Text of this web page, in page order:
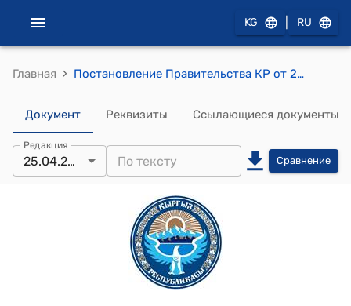
KG RU
Главная › Постановление Правительства КР от 24 мая 2011 года № 239 "О надбавках к должностным окладам работников государственных учреждений и организаций, имеющих статус "национальный" или почетное звание "академический""
Документ Реквизиты Ссылающиеся документы
Редакция
25.04.2026 Сравнение